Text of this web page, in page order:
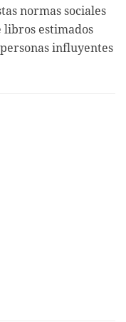
normas sociales
libros estimados
influyentes